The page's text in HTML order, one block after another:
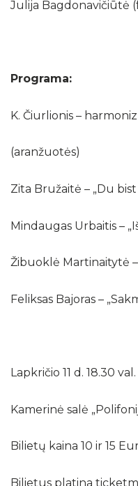
Julija Bagdonavičiūtė
Programa:
K. Čiurlionis –
(aranžuotės)
Zita Bružaitė – „Du
Mindaugas Urbaitis –
Žibuoklė Martinaitytė –
Feliksas Bajoras –
Lapkričio 11 d. 18.30 val.
Kamerinė salė
Bilietų kaina 10 ir 15
Bilietus platina